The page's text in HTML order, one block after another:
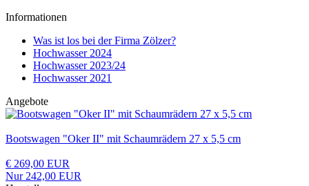
Informationen
Was ist los bei der Firma Zölzer?
Hochwasser 2024
Hochwasser 2023/24
Hochwasser 2021
Angebote
Bootswagen "Oker II" mit Schaumrädern 27 x 5,5 cm
€ 269,00 EUR
Nur 242,00 EUR